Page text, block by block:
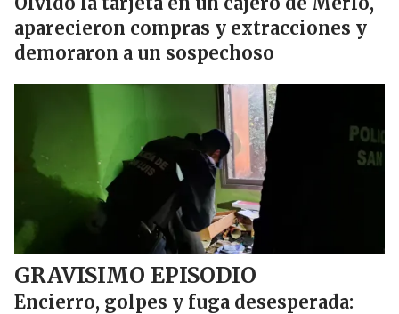
aparecieron compras y extracciones y
demoraron a un sospechoso
GRAVISIMO EPISODIO
Encierro, golpes y fuga desesperada: